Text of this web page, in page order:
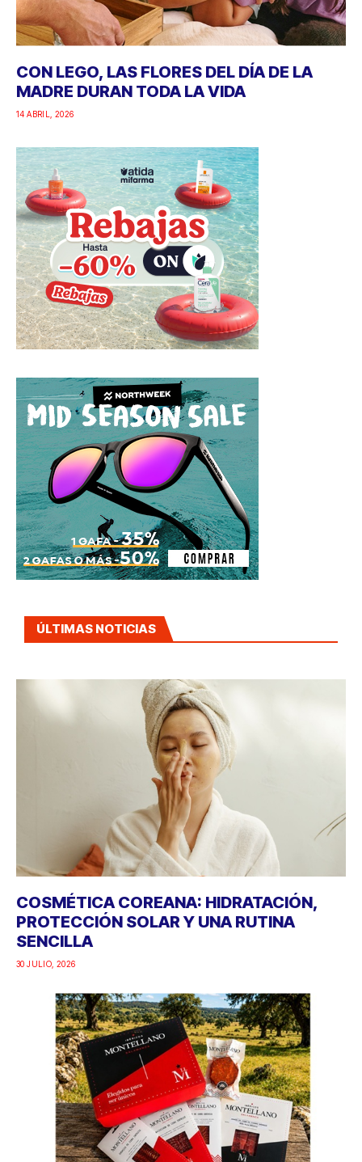
CON LEGO, LAS FLORES DEL DÍA DE LA
MADRE DURAN TODA LA VIDA
14 ABRIL, 2026
ÚLTIMAS NOTICIAS
COSMÉTICA COREANA: HIDRATACIÓN,
PROTECCIÓN SOLAR Y UNA RUTINA
SENCILLA
30 JULIO, 2026